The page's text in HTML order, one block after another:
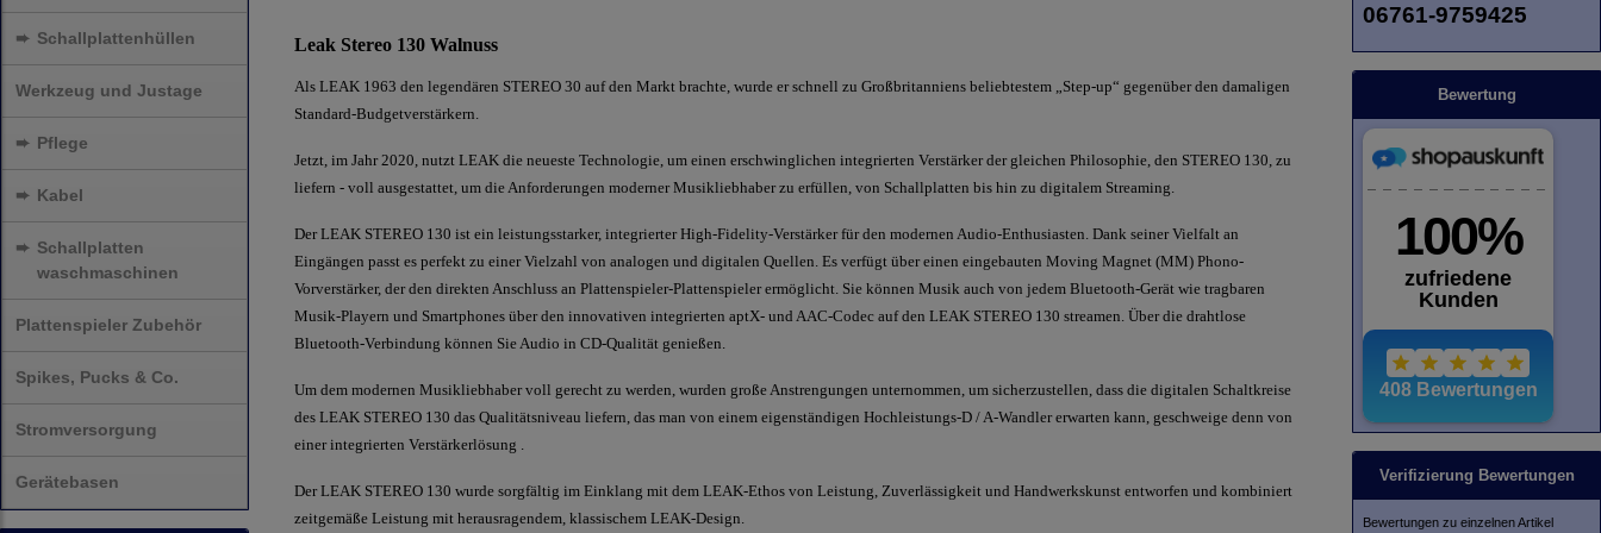
➨ Schallplattenhüllen
Werkzeug und Justage
➨ Pflege
➨ Kabel
➨ Schallplatten
waschmaschinen
Plattenspieler Zubehör
Spikes, Pucks & Co.
Stromversorgung
Gerätebasen
Leak Stereo 130 Walnuss
Als LEAK 1963 den legendären STEREO 30 auf den Markt brachte, wurde er schnell zu Großbritanniens beliebtestem „Step-up“ gegenüber den damaligen
Standard-Budgetverstärkern.
Jetzt, im Jahr 2020, nutzt LEAK die neueste Technologie, um einen erschwinglichen integrierten Verstärker der gleichen Philosophie, den STEREO 130, zu
liefern - voll ausgestattet, um die Anforderungen moderner Musikliebhaber zu erfüllen, von Schallplatten bis hin zu digitalem Streaming.
Der LEAK STEREO 130 ist ein leistungsstarker, integrierter High-Fidelity-Verstärker für den modernen Audio-Enthusiasten. Dank seiner Vielfalt an
Eingängen passt es perfekt zu einer Vielzahl von analogen und digitalen Quellen. Es verfügt über einen eingebauten Moving Magnet (MM) Phono-
Vorverstärker, der den direkten Anschluss an Plattenspieler-Plattenspieler ermöglicht. Sie können Musik auch von jedem Bluetooth-Gerät wie tragbaren
Musik-Playern und Smartphones über den innovativen integrierten aptX- und AAC-Codec auf den LEAK STEREO 130 streamen. Über die drahtlose
Bluetooth-Verbindung können Sie Audio in CD-Qualität genießen.
Um dem modernen Musikliebhaber voll gerecht zu werden, wurden große Anstrengungen unternommen, um sicherzustellen, dass die digitalen Schaltkreise
des LEAK STEREO 130 das Qualitätsniveau liefern, das man von einem eigenständigen Hochleistungs-D / A-Wandler erwarten kann, geschweige denn von
einer integrierten Verstärkerlösung .
Der LEAK STEREO 130 wurde sorgfältig im Einklang mit dem LEAK-Ethos von Leistung, Zuverlässigkeit und Handwerkskunst entworfen und kombiniert
zeitgemäße Leistung mit herausragendem, klassischem LEAK-Design.
06761-9759425
Bewertung
Verifizierung Bewertungen
Bewertungen zu einzelnen Artikel